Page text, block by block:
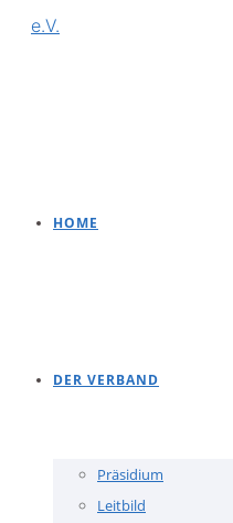
HOME
DER VERBAND
Präsidium
Leitbild